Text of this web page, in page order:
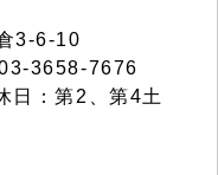
3-6-10
3658-7676
日：第2、第4土